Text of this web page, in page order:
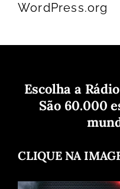
WordPress.org
Escolha a
São 60.000
CLIQUE NA